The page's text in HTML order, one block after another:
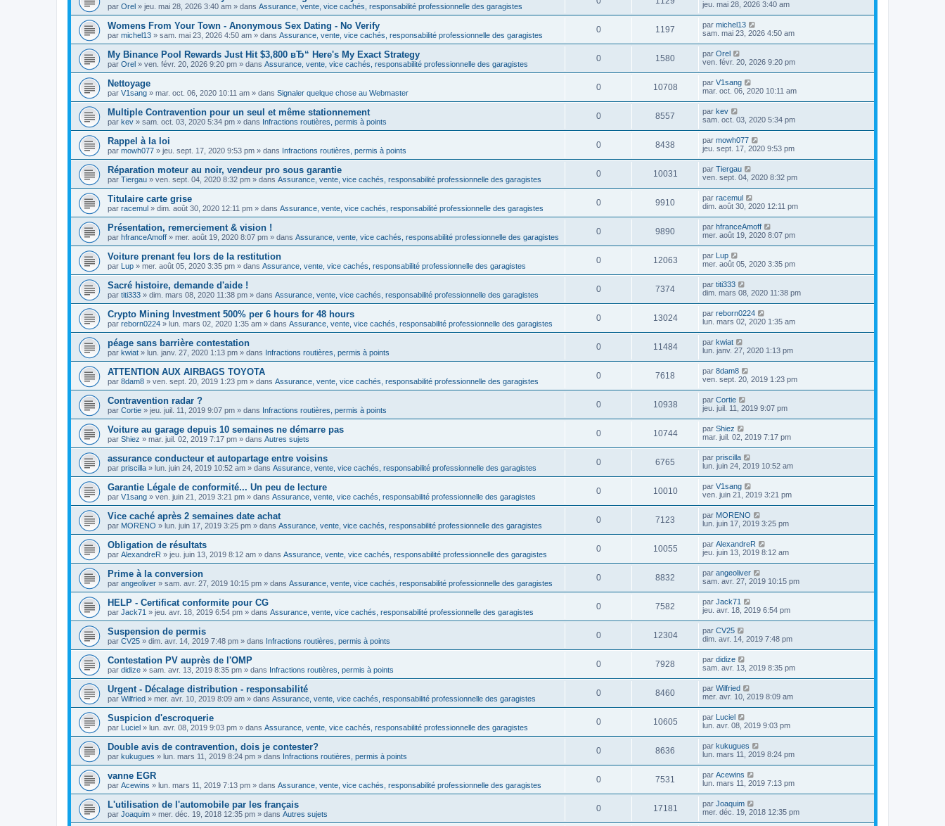
par Orel » jeu. mai 28, 2026 3:40 am » dans Assurance, vente, vice cachés, responsabilité professionnelle des garagistes
jeu. mai 28, 2026 3:40 am
Womens From Your Town - Anonymous Sex Dating - No Verify
par michel13 » sam. mai 23, 2026 4:50 am » dans Assurance, vente, vice cachés, responsabilité professionnelle des garagistes
0 1197 par michel13
sam. mai 23, 2026 4:50 am
My Binance Pool Rewards Just Hit $3,800 вЂ“ Here's My Exact Strategy
par Orel » ven. févr. 20, 2026 9:20 pm » dans Assurance, vente, vice cachés, responsabilité professionnelle des garagistes
0 1580 par Orel
ven. févr. 20, 2026 9:20 pm
Nettoyage
par V1sang » mar. oct. 06, 2020 10:11 am » dans Signaler quelque chose au Webmaster
0 10708 par V1sang
mar. oct. 06, 2020 10:11 am
Multiple Contravention pour un seul et même stationnement
par kev » sam. oct. 03, 2020 5:34 pm » dans Infractions routières, permis à points
0 8557 par kev
sam. oct. 03, 2020 5:34 pm
Rappel à la loi
par mowh077 » jeu. sept. 17, 2020 9:53 pm » dans Infractions routières, permis à points
0 8438 par mowh077
jeu. sept. 17, 2020 9:53 pm
Réparation moteur au noir, vendeur pro sous garantie
par Tiergau » ven. sept. 04, 2020 8:32 pm » dans Assurance, vente, vice cachés, responsabilité professionnelle des garagistes
0 10031 par Tiergau
ven. sept. 04, 2020 8:32 pm
Titulaire carte grise
par racemul » dim. août 30, 2020 12:11 pm » dans Assurance, vente, vice cachés, responsabilité professionnelle des garagistes
0 9910 par racemul
dim. août 30, 2020 12:11 pm
Présentation, remerciement & vision !
par hfranceAmoff » mer. août 19, 2020 8:07 pm » dans Assurance, vente, vice cachés, responsabilité professionnelle des garagistes
0 9890 par hfranceAmoff
mer. août 19, 2020 8:07 pm
Voiture prenant feu lors de la restitution
par Lup » mer. août 05, 2020 3:35 pm » dans Assurance, vente, vice cachés, responsabilité professionnelle des garagistes
0 12063 par Lup
mer. août 05, 2020 3:35 pm
Sacré histoire, demande d'aide !
par titi333 » dim. mars 08, 2020 11:38 pm » dans Assurance, vente, vice cachés, responsabilité professionnelle des garagistes
0 7374 par titi333
dim. mars 08, 2020 11:38 pm
Crypto Mining Investment 500% per 6 hours for 48 hours
par reborn0224 » lun. mars 02, 2020 1:35 am » dans Assurance, vente, vice cachés, responsabilité professionnelle des garagistes
0 13024 par reborn0224
lun. mars 02, 2020 1:35 am
péage sans barrière contestation
par kwiat » lun. janv. 27, 2020 1:13 pm » dans Infractions routières, permis à points
0 11484 par kwiat
lun. janv. 27, 2020 1:13 pm
ATTENTION AUX AIRBAGS TOYOTA
par 8dam8 » ven. sept. 20, 2019 1:23 pm » dans Assurance, vente, vice cachés, responsabilité professionnelle des garagistes
0 7618 par 8dam8
ven. sept. 20, 2019 1:23 pm
Contravention radar ?
par Cortie » jeu. juil. 11, 2019 9:07 pm » dans Infractions routières, permis à points
0 10938 par Cortie
jeu. juil. 11, 2019 9:07 pm
Voiture au garage depuis 10 semaines ne démarre pas
par Shiez » mar. juil. 02, 2019 7:17 pm » dans Autres sujets
0 10744 par Shiez
mar. juil. 02, 2019 7:17 pm
assurance conducteur et autopartage entre voisins
par priscilla » lun. juin 24, 2019 10:52 am » dans Assurance, vente, vice cachés, responsabilité professionnelle des garagistes
0 6765 par priscilla
lun. juin 24, 2019 10:52 am
Garantie Légale de conformité... Un peu de lecture
par V1sang » ven. juin 21, 2019 3:21 pm » dans Assurance, vente, vice cachés, responsabilité professionnelle des garagistes
0 10010 par V1sang
ven. juin 21, 2019 3:21 pm
Vice caché après 2 semaines date achat
par MORENO » lun. juin 17, 2019 3:25 pm » dans Assurance, vente, vice cachés, responsabilité professionnelle des garagistes
0 7123 par MORENO
lun. juin 17, 2019 3:25 pm
Obligation de résultats
par AlexandreR » jeu. juin 13, 2019 8:12 am » dans Assurance, vente, vice cachés, responsabilité professionnelle des garagistes
0 10055 par AlexandreR
jeu. juin 13, 2019 8:12 am
Prime à la conversion
par angeoliver » sam. avr. 27, 2019 10:15 pm » dans Assurance, vente, vice cachés, responsabilité professionnelle des garagistes
0 8832 par angeoliver
sam. avr. 27, 2019 10:15 pm
HELP - Certificat conformite pour CG
par Jack71 » jeu. avr. 18, 2019 6:54 pm » dans Assurance, vente, vice cachés, responsabilité professionnelle des garagistes
0 7582 par Jack71
jeu. avr. 18, 2019 6:54 pm
Suspension de permis
par CV25 » dim. avr. 14, 2019 7:48 pm » dans Infractions routières, permis à points
0 12304 par CV25
dim. avr. 14, 2019 7:48 pm
Contestation PV auprès de l'OMP
par didize » sam. avr. 13, 2019 8:35 pm » dans Infractions routières, permis à points
0 7928 par didize
sam. avr. 13, 2019 8:35 pm
Urgent - Décalage distribution - responsabilité
par Wilfried » mer. avr. 10, 2019 8:09 am » dans Assurance, vente, vice cachés, responsabilité professionnelle des garagistes
0 8460 par Wilfried
mer. avr. 10, 2019 8:09 am
Suspicion d'escroquerie
par Luciel » lun. avr. 08, 2019 9:03 pm » dans Assurance, vente, vice cachés, responsabilité professionnelle des garagistes
0 10605 par Luciel
lun. avr. 08, 2019 9:03 pm
Double avis de contravention, dois je contester?
par kukugues » lun. mars 11, 2019 8:24 pm » dans Infractions routières, permis à points
0 8636 par kukugues
lun. mars 11, 2019 8:24 pm
vanne EGR
par Acewins » lun. mars 11, 2019 7:13 pm » dans Assurance, vente, vice cachés, responsabilité professionnelle des garagistes
0 7531 par Acewins
lun. mars 11, 2019 7:13 pm
L'utilisation de l'automobile par les français
par Joaquim » mer. déc. 19, 2018 12:35 pm » dans Autres sujets
0 17181 par Joaquim
mer. déc. 19, 2018 12:35 pm